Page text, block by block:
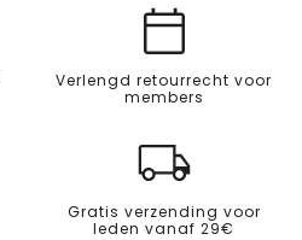
Verlengd retourrecht voor
members
Gratis verzending voor
leden vanaf 29€